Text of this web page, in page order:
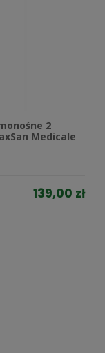
2
Medicale
139,00 zł